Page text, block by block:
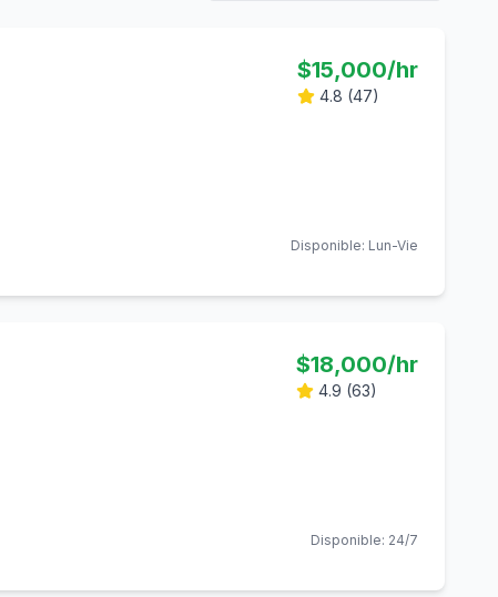
$15,000/hr
4.8 (47)
Disponible: Lun-Vie
$18,000/hr
4.9 (63)
Disponible: 24/7